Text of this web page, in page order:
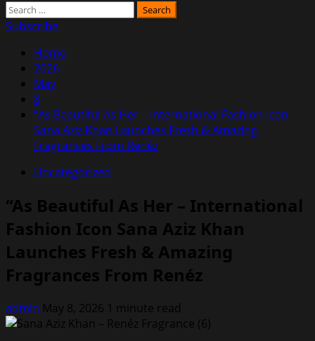
Search
for:
Subscribe
Home
2026
May
8
“As Beautiful As Her – International Fashion Icon
Sana Aziz Khan Launches Fresh & Amazing
Fragrances From Renéz
Uncategorized
“As Beautiful As Her – International
Fashion Icon Sana Aziz Khan
Launches Fresh & Amazing
Fragrances From Renéz
admin May 8, 2026 1 minute read